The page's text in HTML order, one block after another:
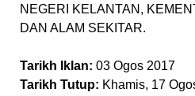
NEGERI KELANTAN,
DAN ALAM SEKITAR.
Tarikh Iklan: 03 Ogos 2017
Tarikh Tutup: Khamis, 17